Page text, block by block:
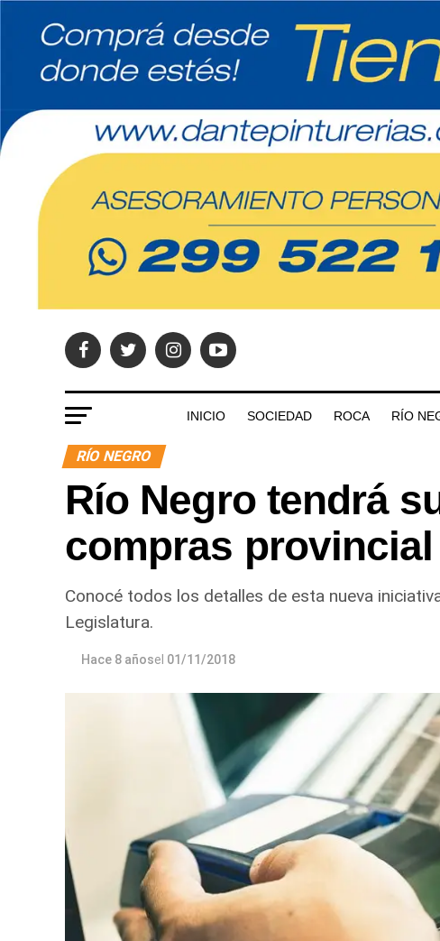
INICIO SOCIEDAD ROCA RÍO
RÍO NEGRO
Río Negro tendrá
compras provincial
Conocé todos los detalles de esta nueva
Legislatura.
Hace 8 añosel 01/11/2018